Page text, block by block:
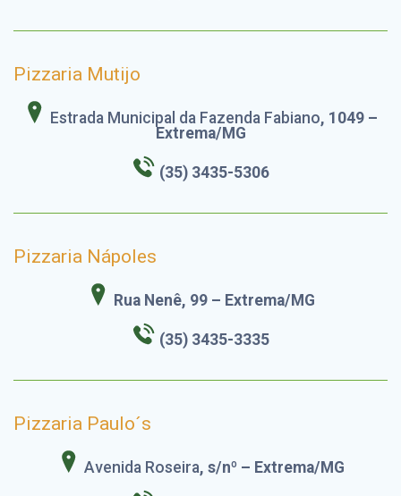
Pizzaria Mutijo
Estrada Municipal da Fazenda Fabiano, 1049 –
Extrema/MG
(35) 3435-5306
Pizzaria Nápoles
Rua Nenê, 99 – Extrema/MG
(35) 3435-3335
Pizzaria Paulo´s
Avenida Roseira, s/nº – Extrema/MG